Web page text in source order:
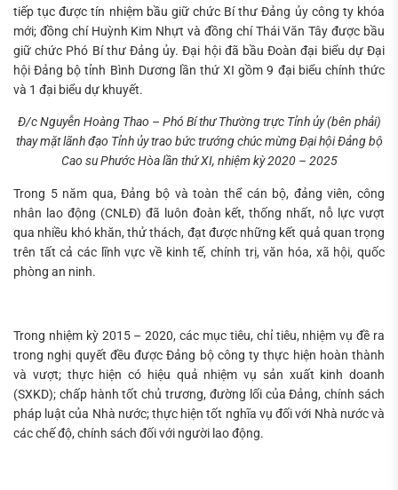
tiếp tục được tín nhiệm bầu giữ chức Bí thư Đảng ủy công ty khóa
mới; đồng chí Huỳnh Kim Nhựt và đồng chí Thái Văn Tây được bầu
giữ chức Phó Bí thư Đảng ủy. Đại hội đã bầu Đoàn đại biểu dự Đại
hội Đảng bộ tỉnh Bình Dương lần thứ XI gồm 9 đại biểu chính thức
và 1 đại biểu dự khuyết.
Đ/c Nguyễn Hoàng Thao – Phó Bí thư Thường trực Tỉnh ủy (bên phải)
thay mặt lãnh đạo Tỉnh ủy trao bức trướng chúc mừng Đại hội Đảng bộ
Cao su Phước Hòa lần thứ XI, nhiệm kỳ 2020 – 2025
Trong 5 năm qua, Đảng bộ và toàn thể cán bộ, đảng viên, công
nhân lao động (CNLĐ) đã luôn đoàn kết, thống nhất, nỗ lực vượt
qua nhiều khó khăn, thử thách, đạt được những kết quả quan trọng
trên tất cả các lĩnh vực về kinh tế, chính trị, văn hóa, xã hội, quốc
phòng an ninh.
Trong nhiệm kỳ 2015 – 2020, các mục tiêu, chỉ tiêu, nhiệm vụ đề ra
trong nghị quyết đều được Đảng bộ công ty thực hiện hoàn thành
và vượt; thực hiện có hiệu quả nhiệm vụ sản xuất kinh doanh
(SXKD); chấp hành tốt chủ trương, đường lối của Đảng, chính sách
pháp luật của Nhà nước; thực hiện tốt nghĩa vụ đối với Nhà nước và
các chế độ, chính sách đối với người lao động.